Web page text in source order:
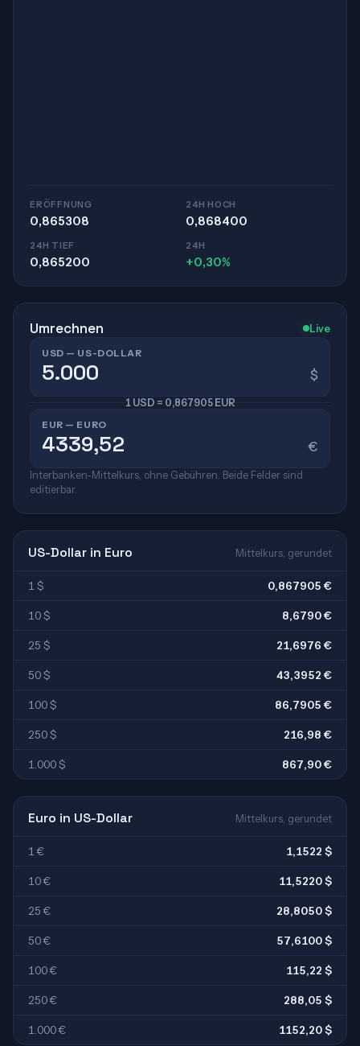
ERÖFFNUNG
0,865308
24H HOCH
0,868400
24H TIEF
0,865200
24H
+0,30%
Umrechnen Live
USD — US-DOLLAR
$
1 USD = 0,867905 EUR
EUR — EURO
€
Interbanken-Mittelkurs, ohne Gebühren. Beide Felder sind
editierbar.
US-Dollar in Euro Mittelkurs, gerundet
1 $ 0,867905 €
10 $ 8,6790 €
25 $ 21,6976 €
50 $ 43,3952 €
100 $ 86,7905 €
250 $ 216,98 €
1.000 $ 867,90 €
Euro in US-Dollar Mittelkurs, gerundet
1 € 1,1522 $
10 € 11,5220 $
25 € 28,8050 $
50 € 57,6100 $
100 € 115,22 $
250 € 288,05 $
1.000 € 1152,20 $